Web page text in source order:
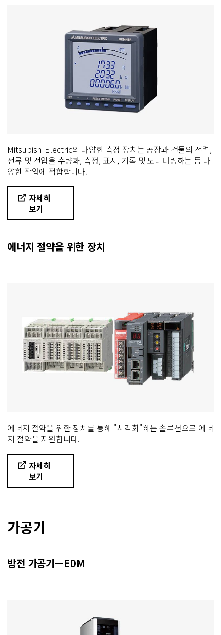
Mitsubishi Electric의 다양한 측정 장치는 공장과 건물의 전력,
전류 및 전압을 수량화, 측정, 표시, 기록 및 모니터링하는 등 다
양한 작업에 적합합니다.
자세히
보기
에너지 절약을 위한 장치
에너지 절약을 위한 장치를 통해 "시각화"하는 솔루션으로 에너
지 절약을 지원합니다.
자세히
보기
가공기
방전 가공기—EDM